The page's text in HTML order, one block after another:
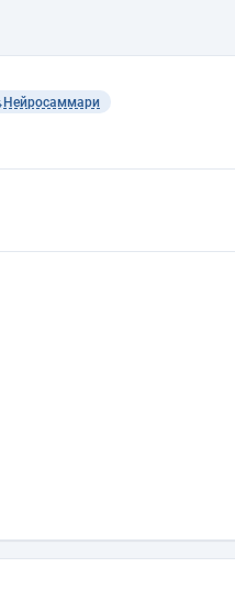
Нейросаммари